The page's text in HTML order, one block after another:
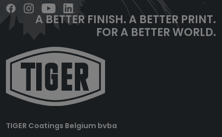
A BETTER FINISH.A BETTER PRINT.
FOR A BETTER WORLD.
TIGER Coatings Belgium bvba